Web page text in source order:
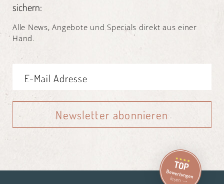
sichern:
Alle News, Angebote und Specials direkt aus einer
Hand.
Newsletter abonnieren
TOP
Bewertungen
lesen